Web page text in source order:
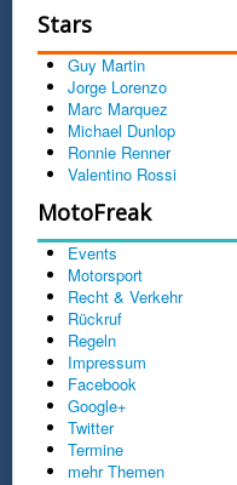
Stars
Guy Martin
Jorge Lorenzo
Marc Marquez
Michael Dunlop
Ronnie Renner
Valentino Rossi
MotoFreak
Events
Motorsport
Recht & Verkehr
Rückruf
Regeln
Impressum
Facebook
Google+
Twitter
Termine
mehr Themen